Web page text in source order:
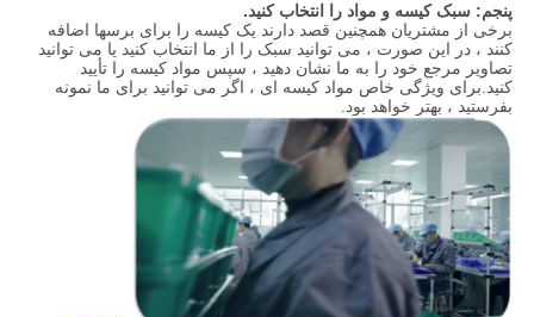
پنجم: سبک کیسه و مواد را انتخاب کنید.
برخی از مشتریان همچنین قصد دارند یک کیسه را برای برسها اضافه
کنند ، در این صورت ، می توانید سبک را از ما انتخاب کنید یا می توانید
تصاویر مرجع خود را به ما نشان دهید ، سپس مواد کیسه را تأیید
کنید.برای ویژگی خاص مواد کیسه ای ، اگر می توانید برای ما نمونه
بفرستید ، بهتر خواهد بود.